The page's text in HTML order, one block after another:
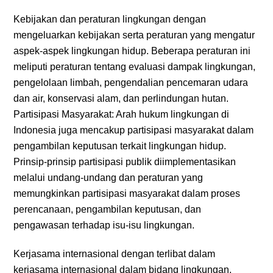
Kebijakan dan peraturan lingkungan dengan
mengeluarkan kebijakan serta peraturan yang mengatur
aspek-aspek lingkungan hidup. Beberapa peraturan ini
meliputi peraturan tentang evaluasi dampak lingkungan,
pengelolaan limbah, pengendalian pencemaran udara
dan air, konservasi alam, dan perlindungan hutan.
Partisipasi Masyarakat: Arah hukum lingkungan di
Indonesia juga mencakup partisipasi masyarakat dalam
pengambilan keputusan terkait lingkungan hidup.
Prinsip-prinsip partisipasi publik diimplementasikan
melalui undang-undang dan peraturan yang
memungkinkan partisipasi masyarakat dalam proses
perencanaan, pengambilan keputusan, dan
pengawasan terhadap isu-isu lingkungan.
Kerjasama internasional dengan terlibat dalam
kerjasama internasional dalam bidang lingkungan,